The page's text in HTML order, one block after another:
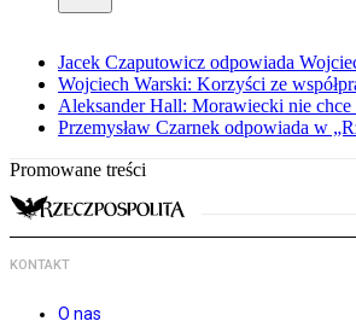
Jacek Czaputowicz odpowiada
Wojciech Warski: Korzyści ze
Aleksander Hall: Morawiecki nie chce
Przemysław Czarnek odpowiada w
Promowane treści
KONTAKT
O nas